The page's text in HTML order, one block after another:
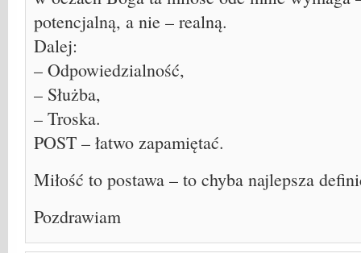
potencjalną, a nie – realną.
Dalej:
– Odpowiedzialność,
– Służba,
– Troska.
POST – łatwo zapamiętać.
Miłość to postawa – to chyba najlepsza
Pozdrawiam